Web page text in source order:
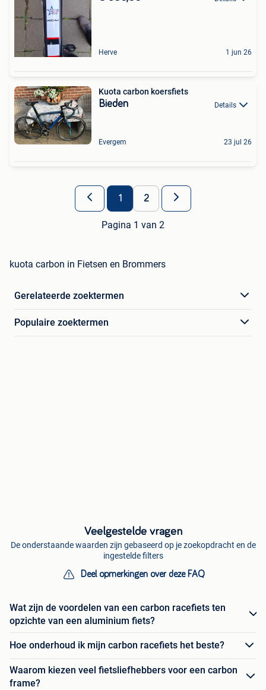
Herve 1 jun 26
Kuota carbon koersfiets
Bieden Details
Evergem 23 jul 26
1 2
Pagina 1 van 2
kuota carbon in Fietsen en Brommers
Gerelateerde zoektermen
Populaire zoektermen
Veelgestelde vragen
De onderstaande waarden zijn gebaseerd op je zoekopdracht en de
ingestelde filters
Deel opmerkingen over deze FAQ
Wat zijn de voordelen van een carbon racefiets ten
opzichte van een aluminium fiets?
Hoe onderhoud ik mijn carbon racefiets het beste?
Waarom kiezen veel fietsliefhebbers voor een carbon
frame?